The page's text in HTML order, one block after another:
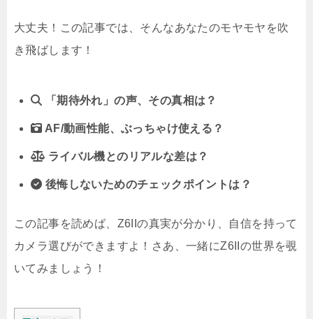
大丈夫！この記事では、そんなあなたのモヤモヤを吹
き飛ばします！
「期待外れ」の声、その真相は？
AF/動画性能、ぶっちゃけ使える？
ライバル機とのリアルな差は？
後悔しないためのチェックポイントは？
この記事を読めば、Z6IIの真実が分かり、自信を持って
カメラ選びができますよ！さあ、一緒にZ6IIの世界を覗
いてみましょう！